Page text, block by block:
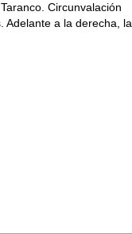
Circunvalación
Adelante a la derecha, la